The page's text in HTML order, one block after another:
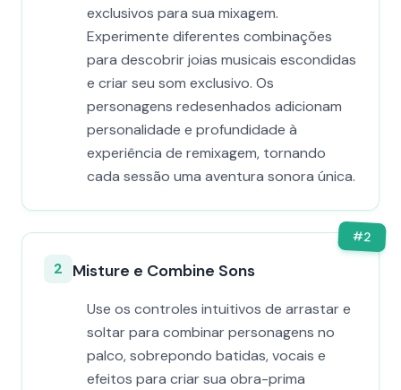
exclusivos para sua mixagem.
Experimente diferentes combinações
para descobrir joias musicais escondidas
e criar seu som exclusivo. Os
personagens redesenhados adicionam
personalidade e profundidade à
experiência de remixagem, tornando
cada sessão uma aventura sonora única.
#2
2 Misture e Combine Sons
Use os controles intuitivos de arrastar e
soltar para combinar personagens no
palco, sobrepondo batidas, vocais e
efeitos para criar sua obra-prima